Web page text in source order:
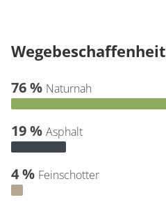
Wegebeschaffenheit
76 % Naturnah
19 % Asphalt
4 % Feinschotter